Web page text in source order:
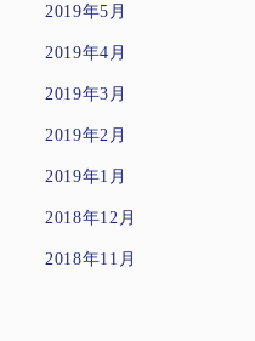
2019年5月
2019年4月
2019年3月
2019年2月
2019年1月
2018年12月
2018年11月